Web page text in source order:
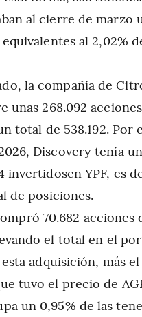
al cierre de marzo
equivalentes al 2,02%
la compañía de
unas 268.092 acciones
total de 538.192. Por
Discovery tenía
invertidosen YPF, es
de posiciones.
70.682 acciones
el total en el
esta adquisición, más
tuvo el precio de
un 0,95% de las